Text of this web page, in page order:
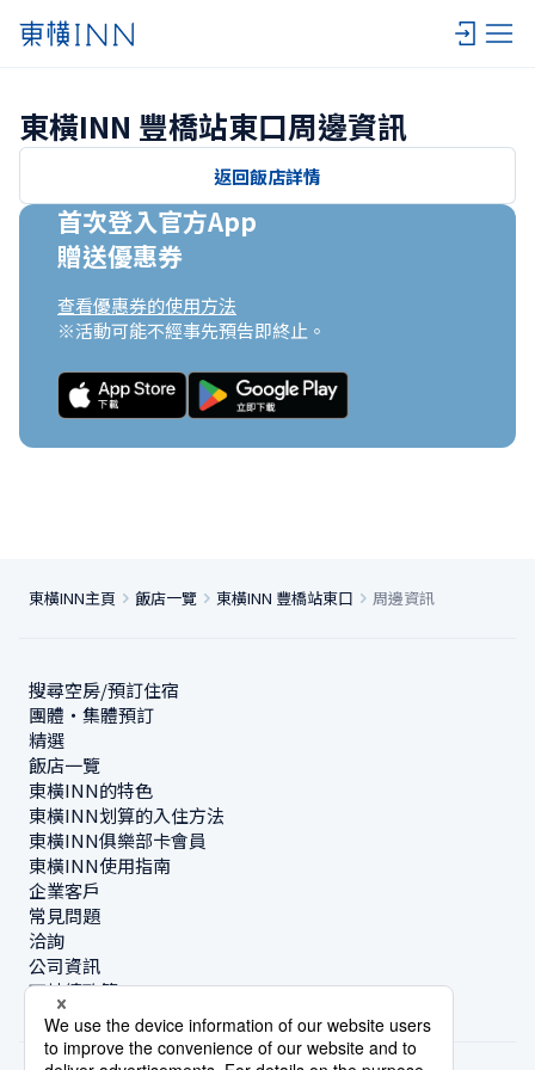
東橫INN 豐橋站東口周邊資訊
返回飯店詳情
首次登入官方App
贈送優惠券
查看優惠券的使用方法
※活動可能不經事先預告即終止。
東橫INN主頁 飯店一覽 東橫INN 豐橋站東口 周邊資訊
搜尋空房/預訂住宿
團體・集體預訂
精選
飯店一覽
東橫INN的特色
東橫INN划算的入住方法
東橫INN俱樂部卡會員
東橫INN使用指南
企業客戶
常見問題
洽詢
公司資訊
可持續政策